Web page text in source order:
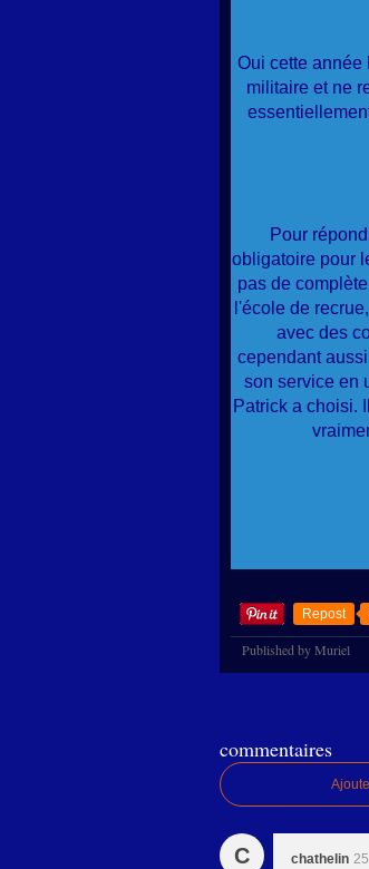
Oui cette année
militaire et ne
Pour
obligatoire pour
pas de
l'école de
avec des
cependant
son service en
Patrick a choisi.
Repost
Published by Muriel
commentaires
C chathelin